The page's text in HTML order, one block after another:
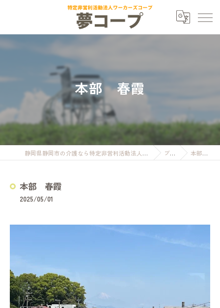
本部 春霞
静岡県静岡市の介護なら特定非営利活動法人ワーカーズコープ夢コープ ブログ 本部 春霞
本部 春霞
2025/05/01